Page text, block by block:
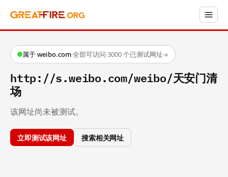
属于 weibo.com·全部可访问·3000 个已测试网址→
http://s.weibo.com/weibo/天安门清
场
该网址尚未被测试。
立即测试该网址 搜索相关网址